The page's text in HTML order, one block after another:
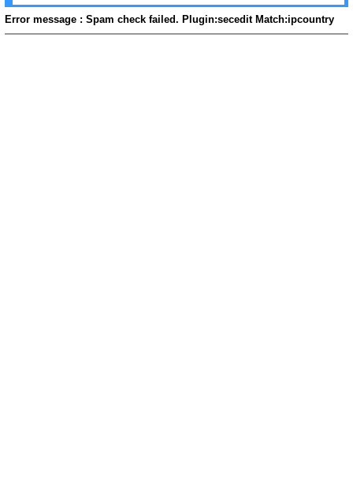
Error message : Spam check failed. Plugin:secedit Match:ipcountry